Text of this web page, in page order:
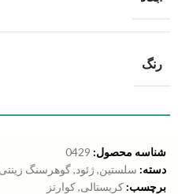
رنگ
شناسه محصول: 0429
دسته: سلستین, ژئود,گوهرسنگ
برچسب: کریستالی,کوارتز